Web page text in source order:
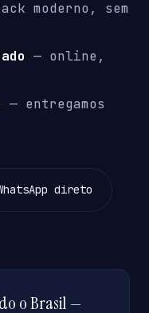
moderno, sem
— online,
— entregamos
direto
o Brasil —